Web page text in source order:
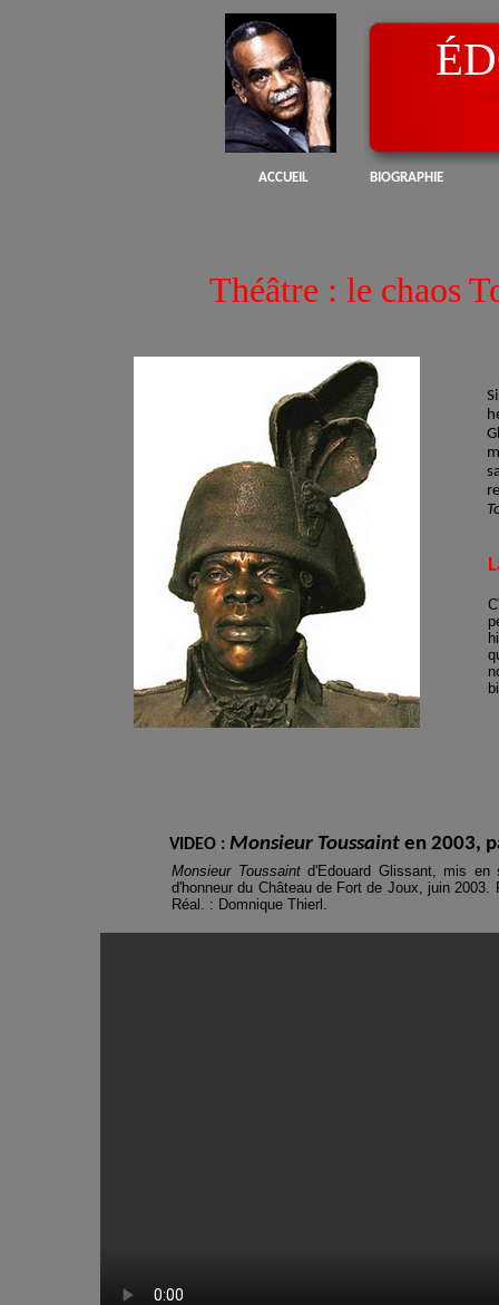
Théâtre : le chaos
VIDEO : Monsieur Toussainten 2003,
Monsieur Toussaintd'Edouard Glissant, mis en
d'honneur du Château de Fort de Joux, juin 2003.
Réal. : Domnique Thierl.
ACCUEIL BIOGRAPHIE